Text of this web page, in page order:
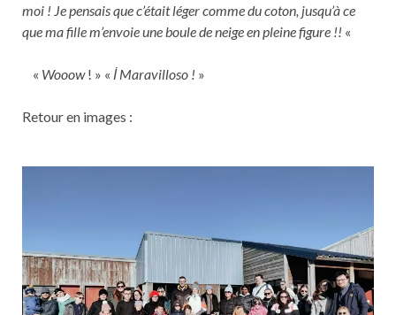
moi ! Je pensais que c’était léger comme du coton, jusqu’à ce
que ma fille m’envoie une boule de neige en pleine figure !! «
« Wooow! » « İ Maravilloso ! »
Retour en images :